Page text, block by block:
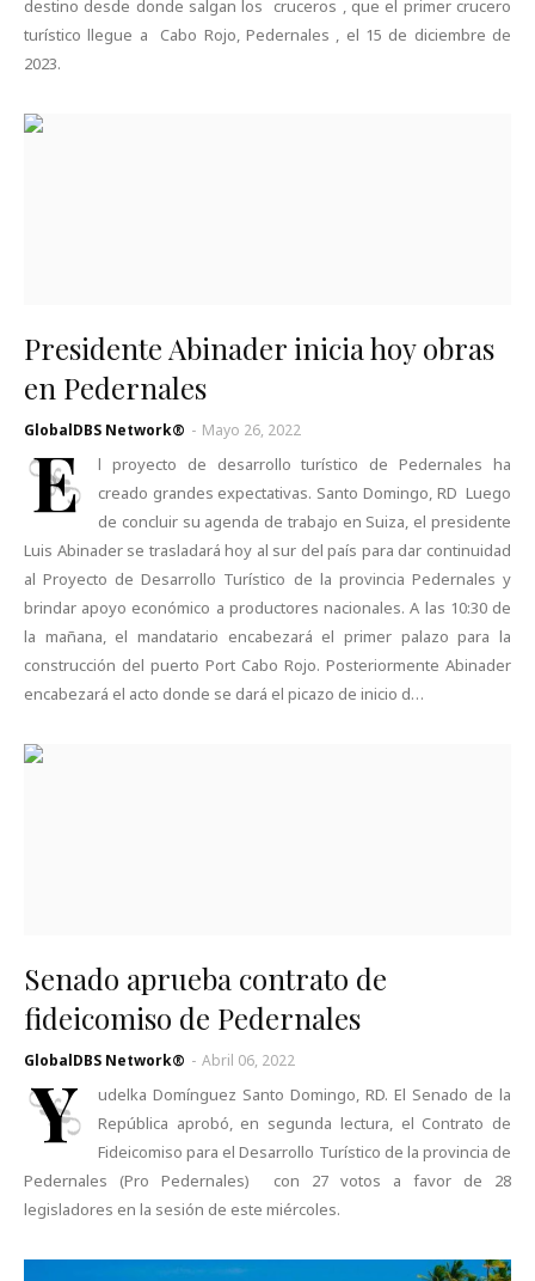
destino desde donde salgan los cruceros , que el primer crucero
turístico llegue a Cabo Rojo, Pedernales , el 15 de diciembre de
2023.
Presidente Abinader inicia hoy obras
en Pedernales
GlobalDBS Network® - Mayo 26, 2022
E
l proyecto de desarrollo turístico de Pedernales ha
creado grandes expectativas. Santo Domingo, RD Luego
de concluir su agen­da de trabajo en Suiza, el presidente
Luis Abinader se trasladará hoy al sur del país para dar continuidad
al Proyecto de Desarrollo Turístico de la provincia Pe­dernales y
brindar apoyo económico a productores nacionales. A las 10:30 de
la maña­na, el mandatario encabe­zará el primer palazo para la
construcción del puerto Port Cabo Rojo. Posteriormente Abi­nader
encabezará el acto donde se dará el picazo de inicio d…
Senado aprueba contrato de
fideicomiso de Pedernales
GlobalDBS Network® - Abril 06, 2022
Y
udelka Domínguez Santo Domingo, RD. El Senado de la
República aprobó, en segunda lectura, el Contrato de
Fideicomiso para el Desarrollo Turístico de la provincia de
Pedernales (Pro Pedernales) con 27 votos a favor de 28
legisladores en la sesión de este miércoles.